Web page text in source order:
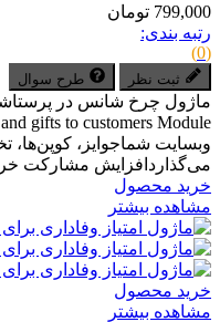
799,000 تومان
رتبه بندی:
(0)
ثبت نظر طرح سوال
وبسایت شماجوایز، کوپن‌ها،
می‌گذاردافزایش مشارکت
خرید محصول
مشاهده بیشتر
خرید محصول
مشاهده بیشتر